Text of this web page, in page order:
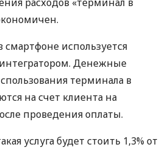
используется
Денежные
терминала в
на счет клиента на
проведения оплаты.
услуга будет стоить 1,3% от